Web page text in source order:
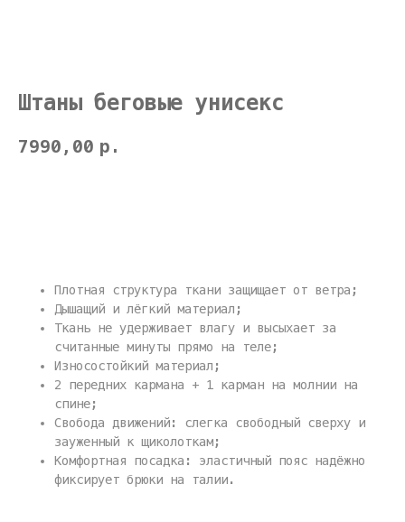
Штаны беговые унисекс
7990,00 р.
Плотная структура ткани защищает от ветра;
Дышащий и лёгкий материал;
Ткань не удерживает влагу и высыхает за
считанные минуты прямо на теле;
Износостойкий материал;
2 передних кармана + 1 карман на молнии на
спине;
Свобода движений: слегка свободный сверху и
зауженный к щиколоткам;
Комфортная посадка: эластичный пояс надёжно
фиксирует брюки на талии.